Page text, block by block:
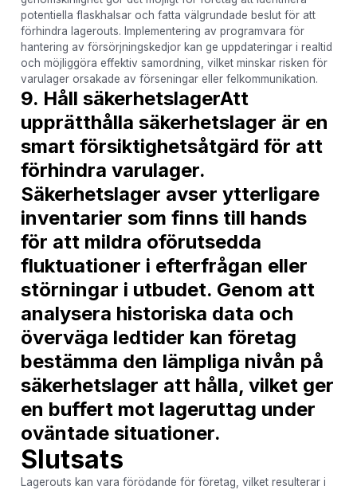
potentiella flaskhalsar och fatta välgrundade beslut för att
förhindra lagerouts. Implementering av programvara för
hantering av försörjningskedjor kan ge uppdateringar i realtid
och möjliggöra effektiv samordning, vilket minskar risken för
varulager orsakade av förseningar eller felkommunikation.
9. Håll säkerhetslagerAtt
upprätthålla säkerhetslager är en
smart försiktighetsåtgärd för att
förhindra varulager.
Säkerhetslager avser ytterligare
inventarier som finns till hands
för att mildra oförutsedda
fluktuationer i efterfrågan eller
störningar i utbudet. Genom att
analysera historiska data och
överväga ledtider kan företag
bestämma den lämpliga nivån på
säkerhetslager att hålla, vilket ger
en buffert mot lageruttag under
oväntade situationer.
Slutsats
Lagerouts kan vara förödande för företag, vilket resulterar i